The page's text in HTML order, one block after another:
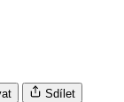
Sdílet